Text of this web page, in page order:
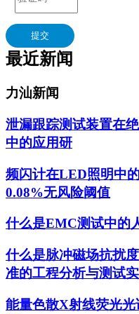
提交
最近新闻
力汕新闻
泄漏跟踪测试装置在
中的应用研
频闪计在LED照明中
0.08%无风险阈值
什么是EMC测试中的
什么是脉冲磁场抗扰
准的工程分析与测试
能量色散X射线荧光